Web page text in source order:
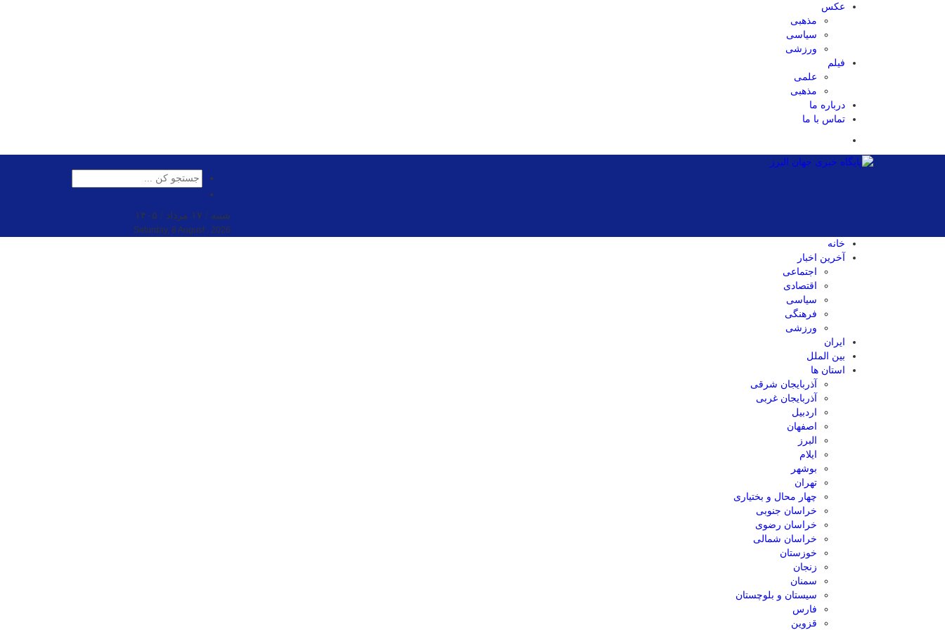
عکس
مذهبی
سیاسی
ورزشی
فیلم
علمی
مذهبی
درباره ما
تماس با ما
شنبه / ۱۷ مرداد / ۱۴۰۵
Saturday, 8 August , 2026
خانه
آخرین اخبار
اجتماعی
اقتصادی
سیاسی
فرهنگی
ورزشی
ایران
بین الملل
استان ها
آذربایجان شرقی
آذربایجان غربی
اردبیل
اصفهان
البرز
ایلام
بوشهر
تهران
چهار محال و بختیاری
خراسان جنوبی
خراسان رضوی
خراسان شمالی
خوزستان
زنجان
سمنان
سیستان و بلوچستان
فارس
قزوین